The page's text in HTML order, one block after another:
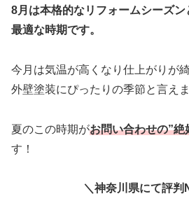
8月は本格的なリフォームシーズ
最適な時期です。
今月は気温が高くなり仕上がりが
外壁塗装にぴったりの季節と言えま
夏のこの時期がお問い合わせの”絶
す！
＼神奈川県にて評判